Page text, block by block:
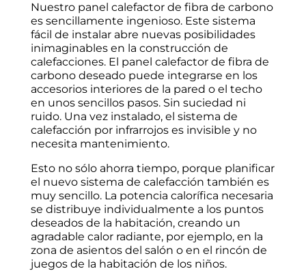
Nuestro panel calefactor de fibra de carbono
es sencillamente ingenioso. Este sistema
fácil de instalar abre nuevas posibilidades
inimaginables en la construcción de
calefacciones. El panel calefactor de fibra de
carbono deseado puede integrarse en los
accesorios interiores de la pared o el techo
en unos sencillos pasos. Sin suciedad ni
ruido. Una vez instalado, el sistema de
calefacción por infrarrojos es invisible y no
necesita mantenimiento.
Esto no sólo ahorra tiempo, porque planificar
el nuevo sistema de calefacción también es
muy sencillo. La potencia calorífica necesaria
se distribuye individualmente a los puntos
deseados de la habitación, creando un
agradable calor radiante, por ejemplo, en la
zona de asientos del salón o en el rincón de
juegos de la habitación de los niños.